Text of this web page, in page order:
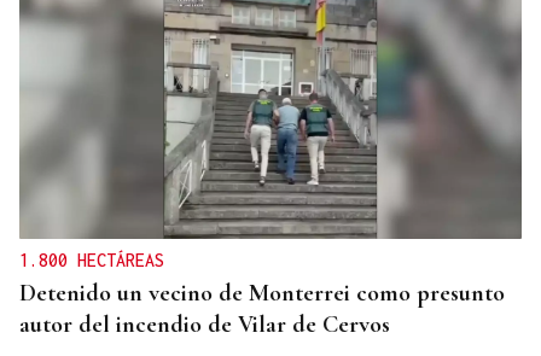
1.800 HECTÁREAS
Detenido un vecino de Monterrei como presunto
autor del incendio de Vilar de Cervos